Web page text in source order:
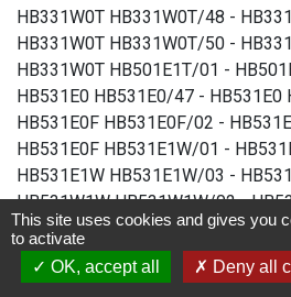
This site uses cookies and gives you
to activate
OK, accept all
Deny all